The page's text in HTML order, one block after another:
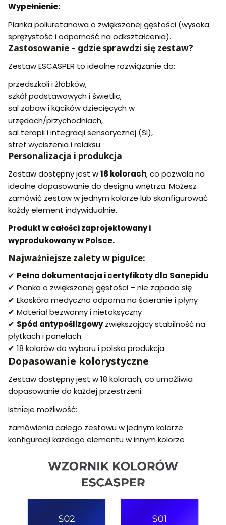
Wypełnienie:
Pianka poliuretanowa o zwiększonej gęstości (wysoka
sprężystość i odporność na odkształcenia).
Zastosowanie – gdzie sprawdzi się zestaw?
Zestaw ESCASPER to idealne rozwiązanie do:
przedszkoli i żłobków,
szkół podstawowych i świetlic,
sal zabaw i kącików dziecięcych w
urzędach/przychodniach,
sal terapii i integracji sensorycznej (SI),
stref wyciszenia i relaksu.
Personalizacja i produkcja
Zestaw dostępny jest w18 kolorach, co pozwala na
idealne dopasowanie do designu wnętrza. Możesz
zamówić zestaw w jednym kolorze lub skonfigurować
każdy element indywidualnie.
Produkt w całości zaprojektowany i
wyprodukowany w Polsce.
Najważniejsze zalety w pigułce:
✔ Pełna dokumentacja i certyfikaty dla Sanepidu
✔ Pianka o zwiększonej gęstości – nie zapada się
✔ Ekoskóra medyczna odporna na ścieranie i płyny
✔ Materiał bezwonny i nietoksyczny
✔ Spód antypoślizgowyzwiększający stabilność na
płytkach i panelach
✔ 18 kolorów do wyboru i polska produkcja
Dopasowanie kolorystyczne
Zestaw dostępny jest w 18 kolorach, co umożliwia
dopasowanie do każdej przestrzeni.
Istnieje możliwość:
zamówienia całego zestawu w jednym kolorze
konfiguracji każdego elementu w innym kolorze